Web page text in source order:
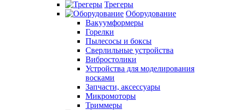
Трегеры
Оборудование
Вакуумформеры
Горелки
Пылесосы и боксы
Сверлильные устройства
Вибростолики
Устройства для моделирования
восками
Запчасти, аксессуары
Микромоторы
Триммеры